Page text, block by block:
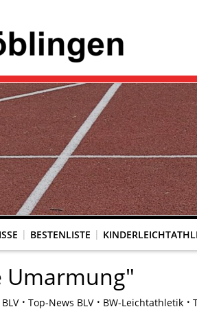
BESTENLISTE
Umarmung"
BLV Top-News BLV BW-Leichtathletik